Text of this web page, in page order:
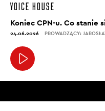
Koniec CPN-u. Co stanie
24.06.2026 PROWADZĄCY: